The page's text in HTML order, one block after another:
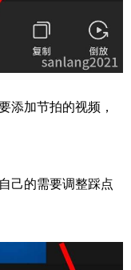
添加节拍的视频，
己的需要调整踩点